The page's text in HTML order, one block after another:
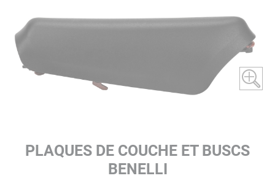
PLAQUES DE COUCHE ET BUSCS
BENELLI